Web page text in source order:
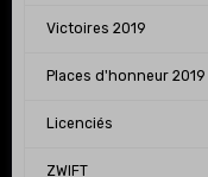
Victoires 2019
Places d'honneur 2019
Licenciés
ZWIFT